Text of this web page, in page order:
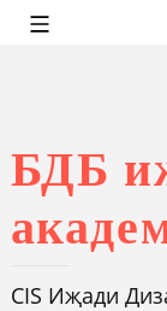
БДБ
CIS Иҗади